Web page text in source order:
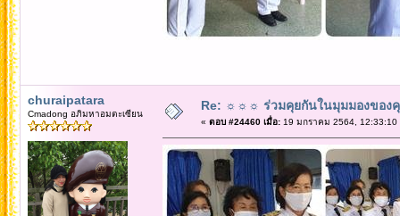
churaipatara
Cmadong อภิมหาอมตะเซียน
Re: ☼☼☼ ร่วมคุยกันในมุมมองของ
« ตอบ #24460 เมื่อ:19 มกราคม 2564, 12:33:10